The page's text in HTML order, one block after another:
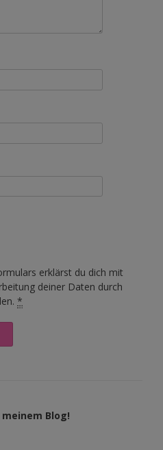
erklärst du dich mit
deiner Daten durch
*
Blog!